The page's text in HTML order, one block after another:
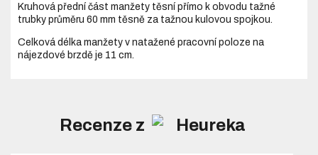
Kruhová přední část manžety těsní přímo k obvodu tažné
trubky průměru 60 mm těsně za tažnou kulovou spojkou.
Celková délka manžety v natažené pracovní poloze na
nájezdové brzdě je 11 cm.
Recenze z